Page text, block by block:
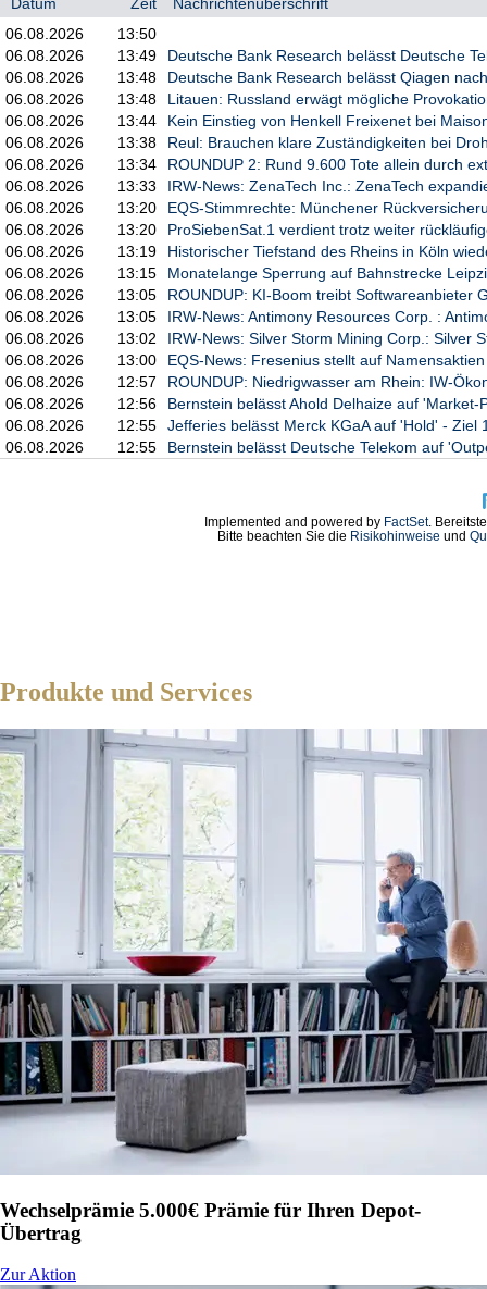
06.08.2026
13:50
06.08.2026
13:49
Deutsche Bank Research belässt Deutsche
06.08.2026
13:48
Deutsche Bank Research belässt Qiagen
06.08.2026
13:48
Litauen: Russland erwägt mögliche
06.08.2026
13:44
Kein Einstieg von Henkell Freixenet bei
06.08.2026
13:38
Reul: Brauchen klare Zuständigkeiten bei
06.08.2026
13:34
ROUNDUP 2: Rund 9.600 Tote allein durch
06.08.2026
13:33
IRW-News: ZenaTech Inc.: ZenaTech
06.08.2026
13:20
EQS-Stimmrechte: Münchener
06.08.2026
13:20
ProSiebenSat.1 verdient trotz weiter
06.08.2026
13:19
Historischer Tiefstand des Rheins in Köln
06.08.2026
13:15
Monatelange Sperrung auf Bahnstrecke
06.08.2026
13:05
ROUNDUP: KI-Boom treibt Softwareanbieter
06.08.2026
13:05
IRW-News: Antimony Resources Corp. :
06.08.2026
13:02
IRW-News: Silver Storm Mining Corp.: Silver
06.08.2026
13:00
EQS-News: Fresenius stellt auf
06.08.2026
12:57
ROUNDUP: Niedrigwasser am Rhein: IW-
06.08.2026
12:56
Bernstein belässt Ahold Delhaize auf 'Market-
06.08.2026
12:55
Jefferies belässt Merck KGaA auf 'Hold' - Ziel
06.08.2026
12:55 Bernstein belässt Deutsche Telekom auf
Implemented and powered by FactSet.
Bitte beachten Sie die Risikohinweise und
Produkte und Services
Wechselprämie 5.000€ Prämie für Ihren Depot-
Übertrag
Zur Aktion